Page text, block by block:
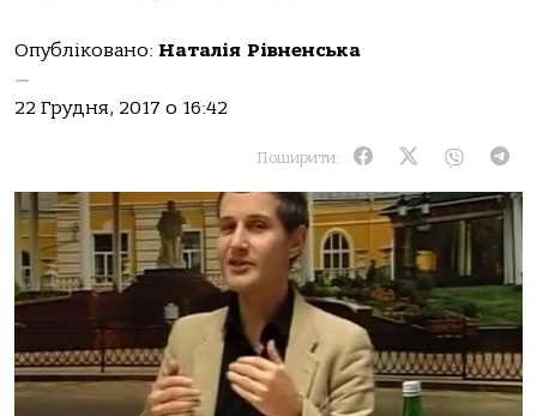
Опубліковано: Наталія Рівненська
—
22 Грудня, 2017 о 16:42
Поширити: